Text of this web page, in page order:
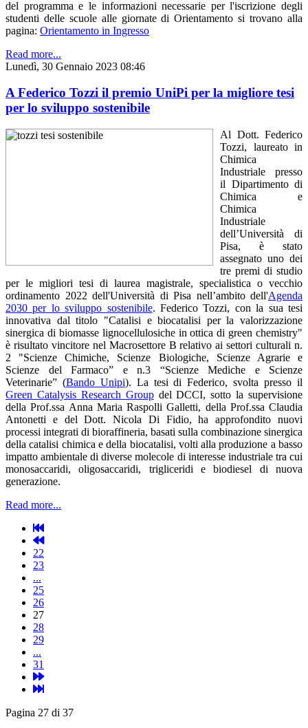
del programma e le informazioni necessarie per l'iscrizione degli
studenti delle scuole alle giornate di Orientamento si trovano alla
pagina: Orientamento in Ingresso
Read more...
Lunedì, 30 Gennaio 2023 08:46
A Federico Tozzi il premio UniPi per la migliore tesi
per lo sviluppo sostenibile
Al Dott. Federico
Tozzi, laureato in
Chimica
Industriale presso
il Dipartimento di
Chimica e
Chimica
Industriale
dell’Università di
Pisa, è stato
assegnato uno dei
tre premi di studio
per le migliori tesi di laurea magistrale, specialistica o vecchio
ordinamento 2022 dell'Università di Pisa nell’ambito dell'Agenda
2030 per lo sviluppo sostenibile. Federico Tozzi, con la sua tesi
innovativa dal titolo "Catalisi e biocatalisi per la valorizzazione
sinergica di biomasse lignocellulosiche in ottica di green chemistry"
è risultato vincitore nel Macrosettore B relativo ai settori culturali n.
2 "Scienze Chimiche, Scienze Biologiche, Scienze Agrarie e
Scienze del Farmaco” e n.3 “Scienze Mediche e Scienze
Veterinarie” (Bando Unipi). La tesi di Federico, svolta presso il
Green Catalysis Research Groupdel DCCI, sotto la supervisione
della Prof.ssa Anna Maria Raspolli Galletti, della Prof.ssa Claudia
Antonetti e del Dott. Nicola Di Fidio, ha approfondito nuovi
processi integrati di bioraffineria, basati sulla combinazione sinergica
della catalisi chimica e della biocatalisi, volti alla produzione a basso
impatto ambientale di diverse molecole di interesse industriale tra cui
monosaccaridi, oligosaccaridi, trigliceridi e biodiesel di nuova
generazione.
Read more...
22
23
...
25
26
27
28
29
...
31
Pagina 27 di 37